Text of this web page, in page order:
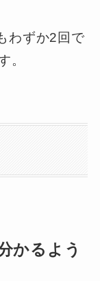
わずか2回で
。
かるよう